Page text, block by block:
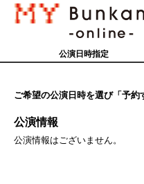
公演日時指定
ご希望の公演日時を選び「予約
公演情報
公演情報はございません。